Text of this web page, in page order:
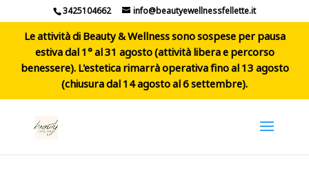
3425104662 info@beautyewellnessfellette.it
Le attività di Beauty & Wellness sono sospese per pausa
estiva dal 1° al 31 agosto (attività libera e percorso
benessere). L'estetica rimarrà operativa fino al 13 agosto
(chiusura dal 14 agosto al 6 settembre).